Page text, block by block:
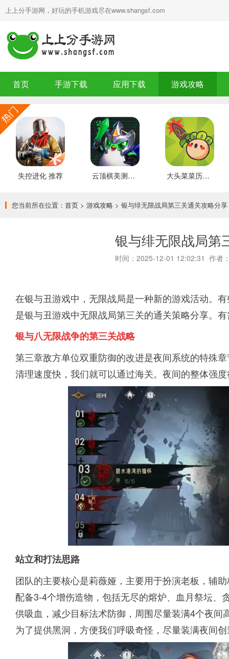
上上分手游网，好玩的手机游戏尽在www.shangsf.com
首页 手游下载 应用下载 游戏攻略
失控进化 推荐 云顶棋美测服 最新版 大头菜菜历险记 好玩的
您当前所在位置： 首页 > 游戏攻略 > 银与绯无限战局第三关通关攻略分享
银与绯无限战局第
时间：2025-12-01 12:02:31 作者
在银与丑游戏中，无限战局是一种新的游戏活动。
是银与丑游戏中无限战局第三关的通关策略分享。
银与八无限战争的第三关战略
第三章敌方单位双重防御的改进是夜间系统的特殊
清理速度快，我们就可以通过海关。夜间的整体强
站立和打法思路
团队的主要核心是莉薇娅，主要用于扮演老板，辅
配备3-4个增伤造物，包括无尽的熔炉、血月祭坛
供吸血，减少目标法术防御，周围尽量装满4个夜
为了提供黑洞，方便我们呼吸奇怪，尽量装满夜间